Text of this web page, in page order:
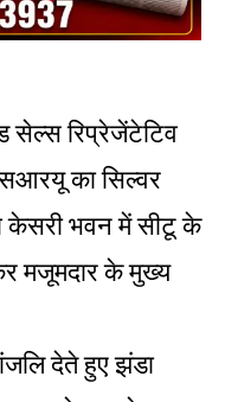
सेल्स रिप्रेजेंटेटिव
का सिल्वर
केसरी भवन में सीटू के
मजूमदार के मुख्य
देते हुए झंडा